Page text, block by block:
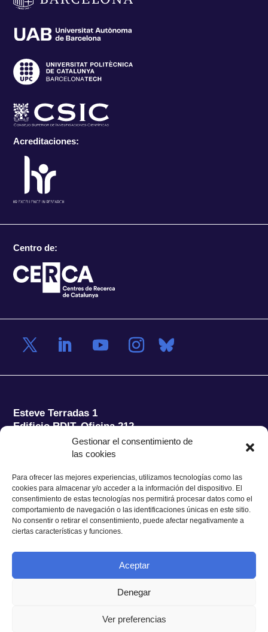
Gestionar el consentimiento de
las cookies
Para ofrecer las mejores experiencias, utilizamos tecnologías como las
cookies para almacenar y/o acceder a la información del dispositivo. El
consentimiento de estas tecnologías nos permitirá procesar datos como el
comportamiento de navegación o las identificaciones únicas en este sitio.
No consentir o retirar el consentimiento, puede afectar negativamente a
ciertas características y funciones.
Aceptar
Denegar
Ver preferencias
Acreditaciones:
Centro de:
Esteve Terradas 1
Edificio RDIT, Oficina 212
Parc Mediterrani de la Tecnologia (PMT) Campus
08860 Castelldefels (Barcelona)
Tel.:+34 93 280 2088
Fax:+34 93 280 6395
E-mail:ieec@ieec.cat
Aviso legal